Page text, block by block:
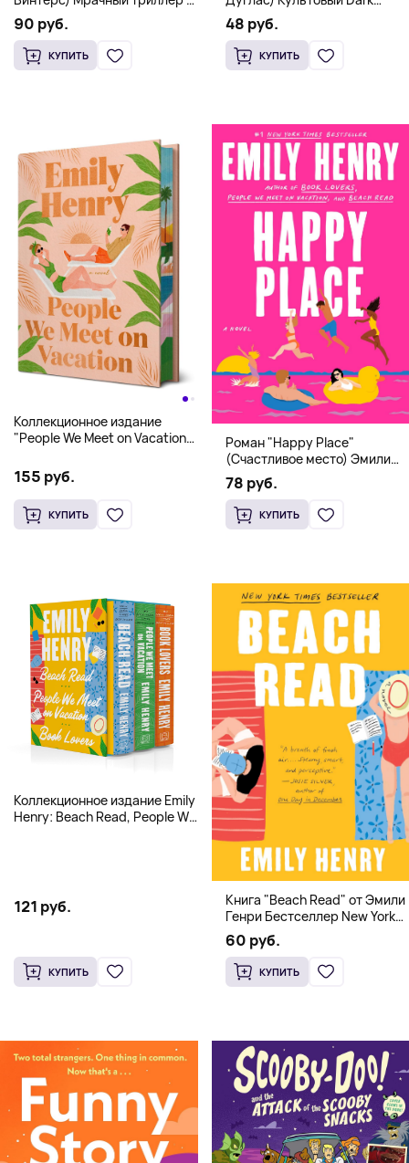
выживании и страсти (18+)
90 руб.
КУПИТЬ
Romance бестселлер (18+)
48 руб.
КУПИТЬ
Коллекционное издание
"People We Meet on Vacation"
Hardcover
155 руб.
КУПИТЬ
Роман "Happy Place"
(Счастливое место) Эмили
Генри | Твердый переплет
78 руб.
КУПИТЬ
Коллекционное издание Emily
Henry: Beach Read, People We
121 руб.
КУПИТЬ
Книга "Beach Read" от Эмили
Генри Бестселлер New York
Times
60 руб.
КУПИТЬ